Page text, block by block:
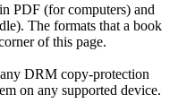
PDF (for computers) and
The formats that a book
of this page.
DRM copy-protection
on any supported device.